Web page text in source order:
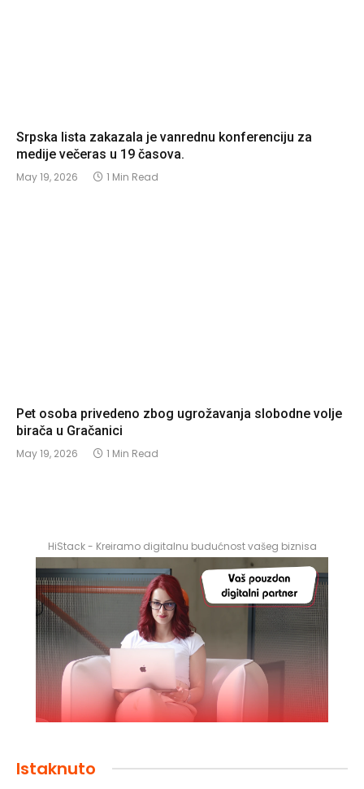
Srpska lista zakazala je vanrednu konferenciju za
medije večeras u 19 časova.
May 19, 2026 1 Min Read
Pet osoba privedeno zbog ugrožavanja slobodne volje
birača u Gračanici
May 19, 2026 1 Min Read
HiStack - Kreiramo digitalnu budućnost vašeg biznisa
Istaknuto